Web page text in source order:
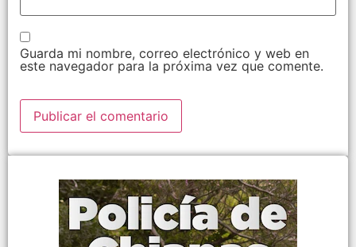
Guarda mi nombre, correo electrónico y web en
este navegador para la próxima vez que comente.